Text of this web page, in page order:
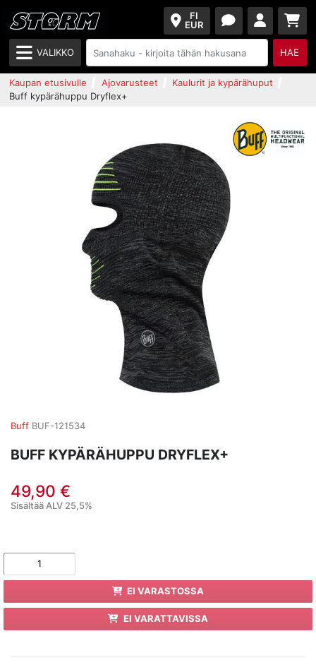
FI
EUR
VALIKKO HAE
Kaupan etusivulle Ajovarusteet
Kaulurit ja kypärähuput
Buff kypärähuppu Dryflex+
Buff BUF-121534
BUFF KYPÄRÄHUPPU DRYFLEX+
49,90 €
Sisältää ALV 25,5%
EI VARASTOSSA
EI VARATTAVISSA